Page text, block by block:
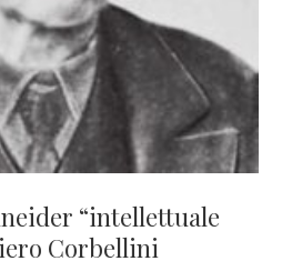
“intellettuale
Corbellini